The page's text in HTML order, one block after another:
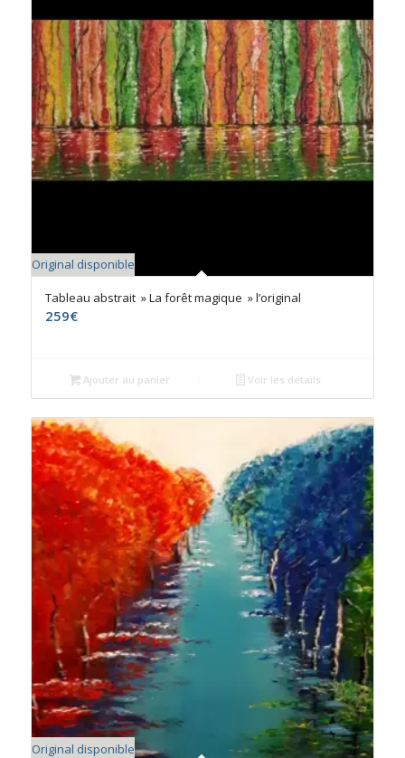
Original disponible
Tableau abstrait » La forêt magique » l’original
259€
Ajouter au panier Voir les détails
Original disponible